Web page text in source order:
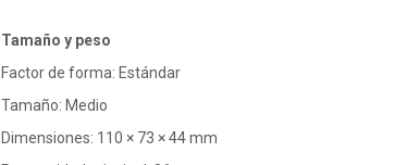
Tamaño y peso
Factor de forma: Estándar
Tamaño: Medio
Dimensiones: 110 × 73 × 44 mm